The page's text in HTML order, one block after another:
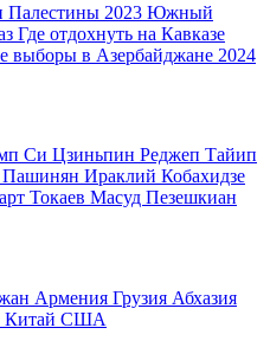
Палестины 2023 Южный
Где отдохнуть на Кавказе
выборы в Азербайджане 2024
Си Цзиньпин Реджеп Тайип
Ираклий Кобахидзе
Токаев Масуд Пезешкиан
Армения Грузия Абхазия
Китай США